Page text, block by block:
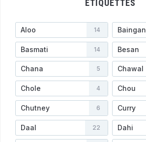
ÉTIQUETTES
Aloo 14 Baingan
Basmati 14 Besan
Chana 5 Chawal
Chole 4 Chou
Chutney 6 Curry
Daal 22 Dahi